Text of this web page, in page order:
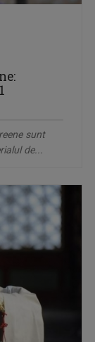
sunt
de...